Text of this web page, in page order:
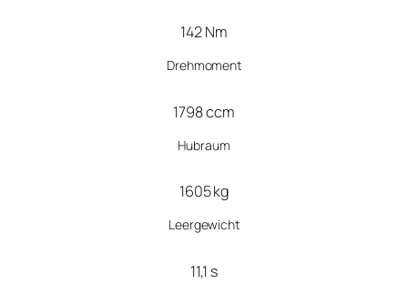
142 Nm
Drehmoment
1798 ccm
Hubraum
1605 kg
Leergewicht
11,1 s